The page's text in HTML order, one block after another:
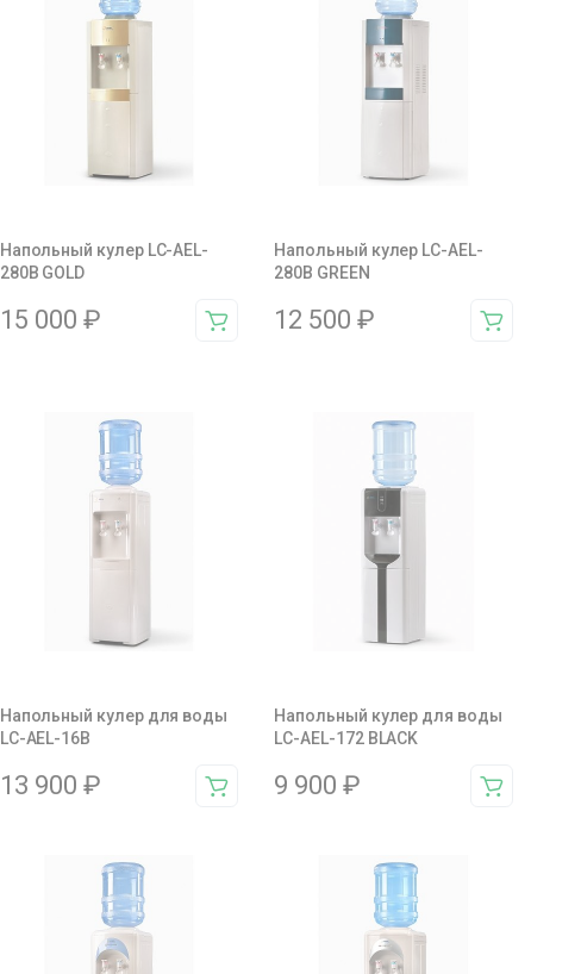
Напольный кулер LC-AEL-
280B GOLD
15 000 ₽
Напольный кулер LC-AEL-
280B GREEN
12 500₽
Напольный кулер для воды
LC-AEL-16B
13 900 ₽
Напольный кулер для воды
LC-AEL-172 BLACK
9 900₽